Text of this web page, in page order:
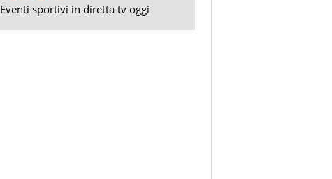
Eventi sportivi in diretta tv oggi